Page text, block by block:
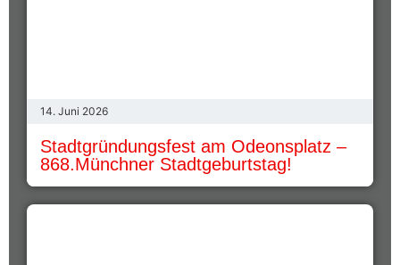
14. Juni 2026
Stadtgründungsfest am Odeonsplatz –
868.Münchner Stadtgeburtstag!